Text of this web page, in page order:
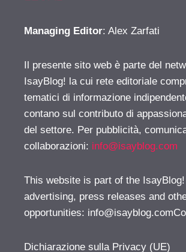
Managing Editor: Alex Zarfati
Il presente sito web è parte del
IsayBlog! la cui rete editoriale
tematici di informazione
contano sul contributo di
del settore. Per pubblicità,
collaborazioni: info@isayblog.com
This website is part of the
advertising, press releases and
opportunities:
Dichiarazione sulla Privacy (UE)